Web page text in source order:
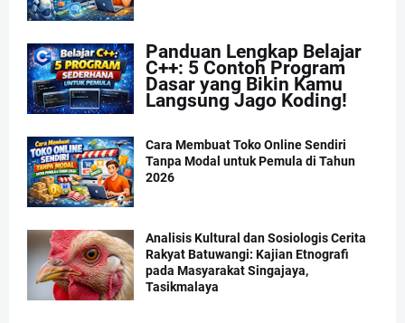
Panduan Lengkap Belajar
C++: 5 Contoh Program
Dasar yang Bikin Kamu
Langsung Jago Koding!
Cara Membuat Toko Online Sendiri
Tanpa Modal untuk Pemula di Tahun
2026
Analisis Kultural dan Sosiologis Cerita
Rakyat Batuwangi: Kajian Etnografi
pada Masyarakat Singajaya,
Tasikmalaya